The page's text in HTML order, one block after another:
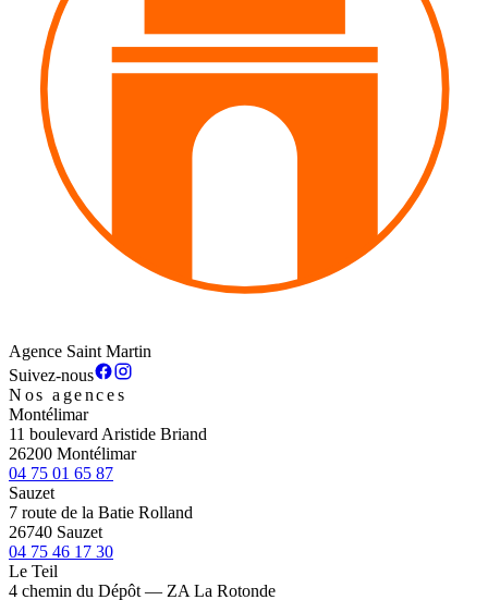
Agence Saint Martin
Suivez-nous
Nos agences
Montélimar
11 boulevard Aristide Briand
26200 Montélimar
04 75 01 65 87
Sauzet
7 route de la Batie Rolland
26740 Sauzet
04 75 46 17 30
Le Teil
4 chemin du Dépôt — ZA La Rotonde